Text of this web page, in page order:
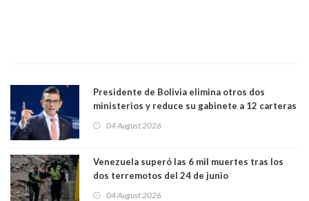
Presidente de Bolivia elimina otros dos
ministerios y reduce su gabinete a 12 carteras
04 August 2026
Venezuela superó las 6 mil muertes tras los
dos terremotos del 24 de junio
04 August 2026